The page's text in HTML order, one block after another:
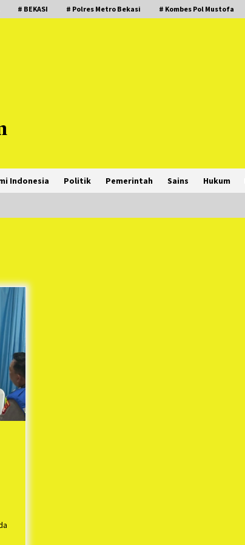
# BEKASI # Polres Metro Bekasi # Kombes Pol Mustofa
Indonesia Politik Pemerintah Sains Hukum